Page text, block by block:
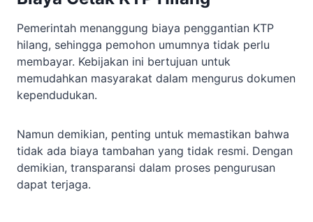
Pemerintah menanggung biaya penggantian KTP
hilang, sehingga pemohon umumnya tidak perlu
membayar. Kebijakan ini bertujuan untuk
memudahkan masyarakat dalam mengurus dokumen
kependudukan.
Namun demikian, penting untuk memastikan bahwa
tidak ada biaya tambahan yang tidak resmi. Dengan
demikian, transparansi dalam proses pengurusan
dapat terjaga.